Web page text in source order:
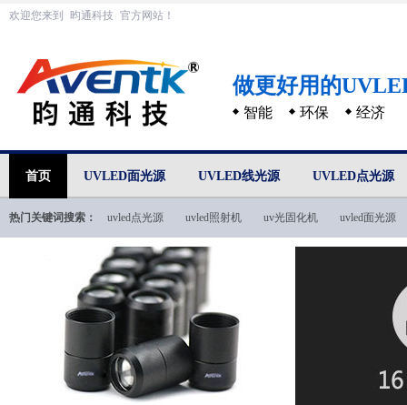
欢迎您来到 昀通科技 官方网站！
做更好用的
智能 环保 经济
首页 UVLED面光源 UVLED线光源 UVLED点光源
uvled技术文档
热门关键词搜索： uvled点光源 uvled照射机 uv光固化机 uvled面光源